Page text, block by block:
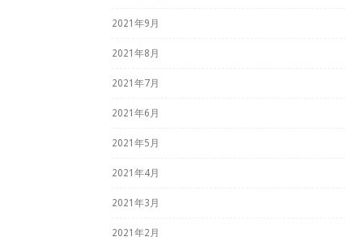
2021年9月
2021年8月
2021年7月
2021年6月
2021年5月
2021年4月
2021年3月
2021年2月